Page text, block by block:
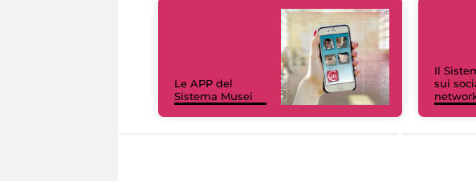
Le APP del
Sistema Musei
Il
sui